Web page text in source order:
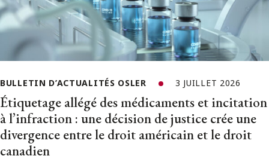
BULLETIN D’ACTUALITÉS OSLER 3 JUILLET 2026
Étiquetage allégé des médicaments et incitation
à l’infraction : une décision de justice crée une
divergence entre le droit américain et le droit
canadien